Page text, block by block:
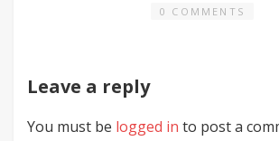
0 COMMENTS
Leave a reply
You must be logged in to post a